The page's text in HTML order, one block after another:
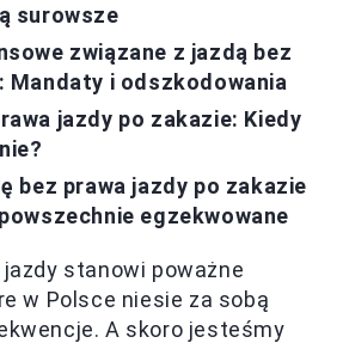
surowsze
związane z jazdą bez
Mandaty i odszkodowania
jazdy po zakazie: Kiedy
bez prawa jazdy po zakazie
egzekwowane
stanowi poważne
w Polsce niesie za sobą
A skoro jesteśmy